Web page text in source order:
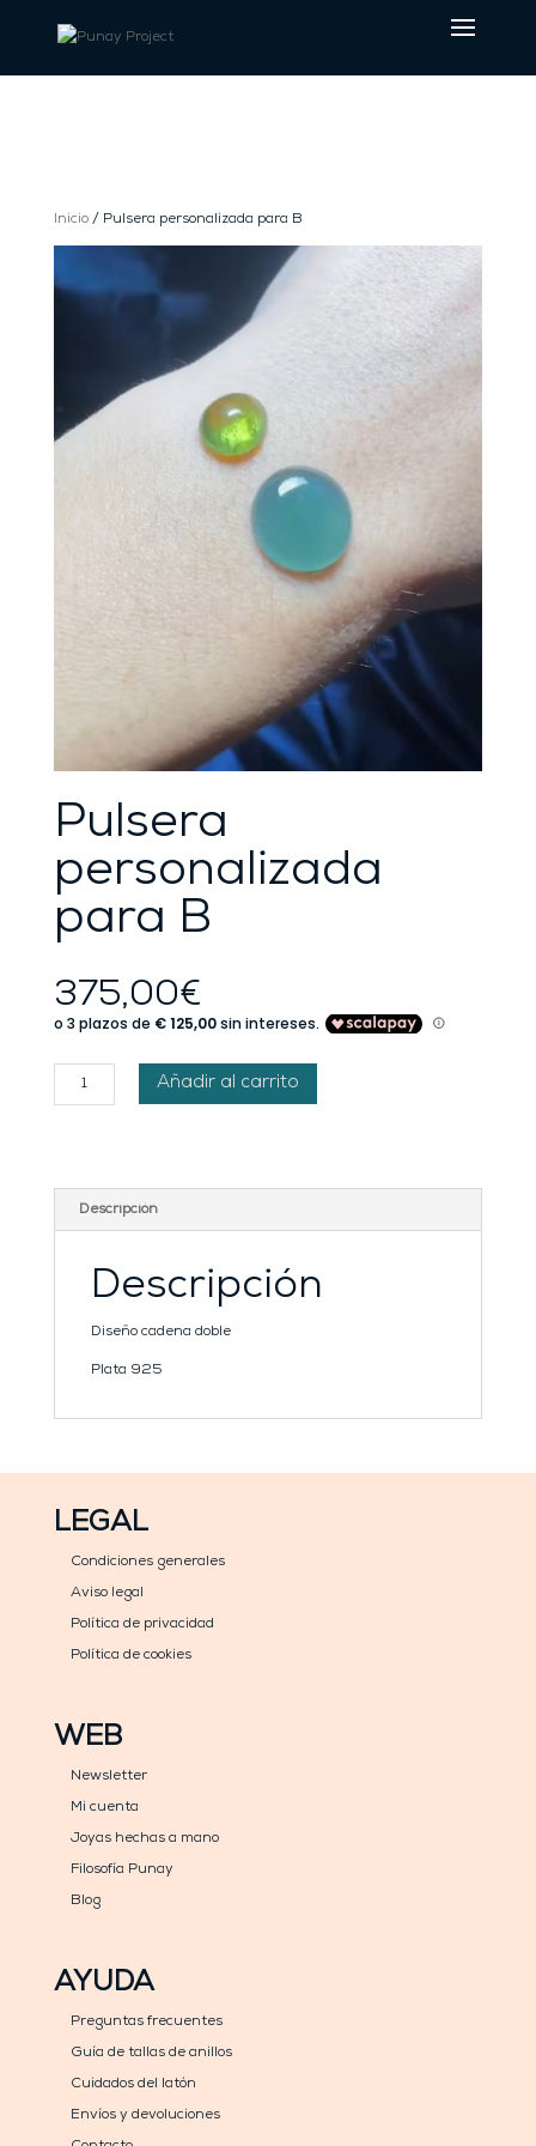
Inicio/ Pulsera personalizada para B
Pulsera
personalizada
para B
375,00€
Pulsera
Añadir al carrito
Descripción
Descripción
Diseño cadena doble
Plata 925
LEGAL
Condiciones generales
Aviso legal
Política de privacidad
Política de cookies
WEB
Newsletter
Mi cuenta
Joyas hechas a mano
Filosofía Punay
Blog
AYUDA
Preguntas frecuentes
Guía de tallas de anillos
Cuidados del latón
Envíos y devoluciones